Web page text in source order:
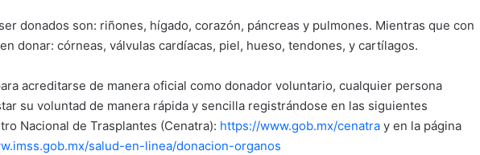
donados son: riñones, hígado, corazón, páncreas y pulmones. Mientras que con
donar: córneas, válvulas cardíacas, piel, hueso, tendones, y cartílagos.
acreditarse de manera oficial como donador voluntario, cualquier persona
su voluntad de manera rápida y sencilla registrándose en las siguientes
Nacional de Trasplantes (Cenatra): https://www.gob.mx/cenatra y en la página
salud-en-linea/donacion-organos